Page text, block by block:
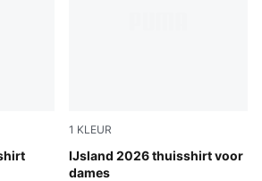
1 KLEUR
IJsland 2026 thuisshirt voor
dames
Electro Royal-PUMA White